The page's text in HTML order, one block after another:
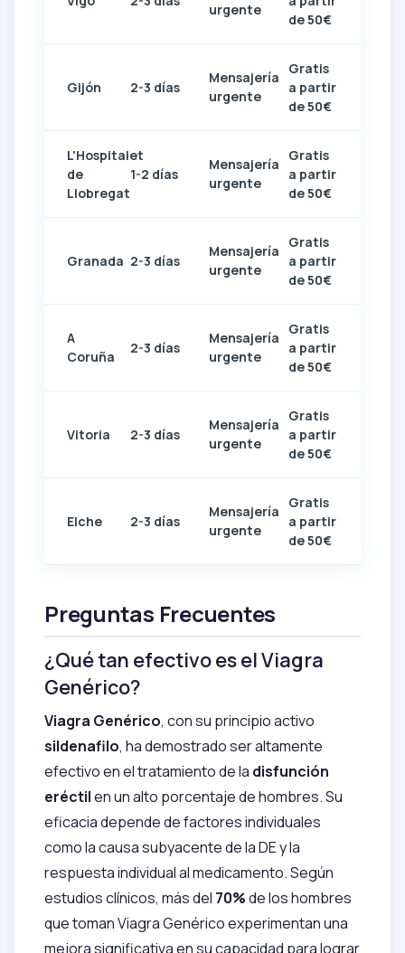
urgente
de 50€
Gijón 2-3 días
Mensajería
urgente
Gratis
a partir
de 50€
L'Hospitalet
de
Llobregat
1-2 días
Mensajería
urgente
Gratis
a partir
de 50€
Granada 2-3 días
Mensajería
urgente
Gratis
a partir
de 50€
A
Coruña
2-3 días
Mensajería
urgente
Gratis
a partir
de 50€
Vitoria 2-3 días
Mensajería
urgente
Gratis
a partir
de 50€
Elche 2-3 días
Mensajería
urgente
Gratis
a partir
de 50€
Preguntas Frecuentes
¿Qué tan efectivo es el Viagra
Genérico?
Viagra Genérico, con su principio activo
sildenafilo, ha demostrado ser altamente
efectivo en el tratamiento de la disfunción
eréctilen un alto porcentaje de hombres. Su
eficacia depende de factores individuales
como la causa subyacente de la DE y la
respuesta individual al medicamento. Según
estudios clínicos, más del 70%de los hombres
que toman Viagra Genérico experimentan una
mejora significativa en su capacidad para lograr